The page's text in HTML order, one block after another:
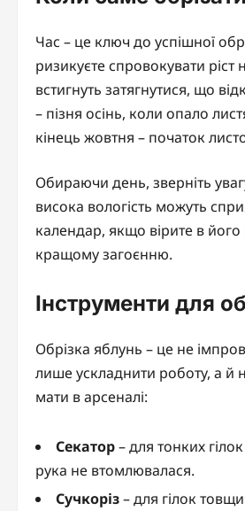
Час – це ключ до успішної
ризикуєте спровокувати ріст
встигнуть затягнутися, що
– пізня осінь, коли опало
кінець жовтня – початок
Обираючи день, зверніть
висока вологість можуть
календар, якщо вірите в
кращому загоєнню.
Інструменти для
Обрізка яблунь – це не
лише ускладнити роботу, а й
мати в арсеналі:
Секатор– для тонких
рука не втомлювалася.
Сучкоріз– для гілок